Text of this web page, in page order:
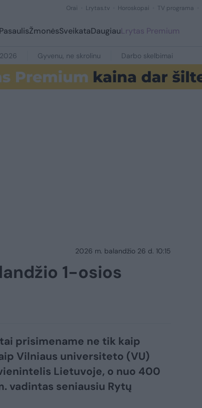
Orai Lrytas.tv Horoskopai TV programa
PasaulisŽmonėsSveikataDaugiauLrytas Premium
Gyvenu, ne skrolinu Darbo skelbimai
2026 m. balandžio 26 d. 10:15
1-osios
prisimename ne tik kaip
Vilniaus universiteto (VU)
Lietuvoje, o nuo 400
vadintas seniausiu Rytų